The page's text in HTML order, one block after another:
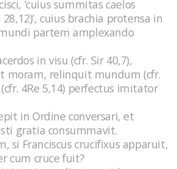
‘cuius summitas caelos
cuius brachia protensa in
partem amplexando
in visu (cfr. Sir 40,7),
moram, relinquit mundum (cfr.
4Re 5,14) perfectus imitator
in Ordine conversari, et
gratia consummavit.
si Franciscus crucifixus apparuit,
cum cruce fuit?